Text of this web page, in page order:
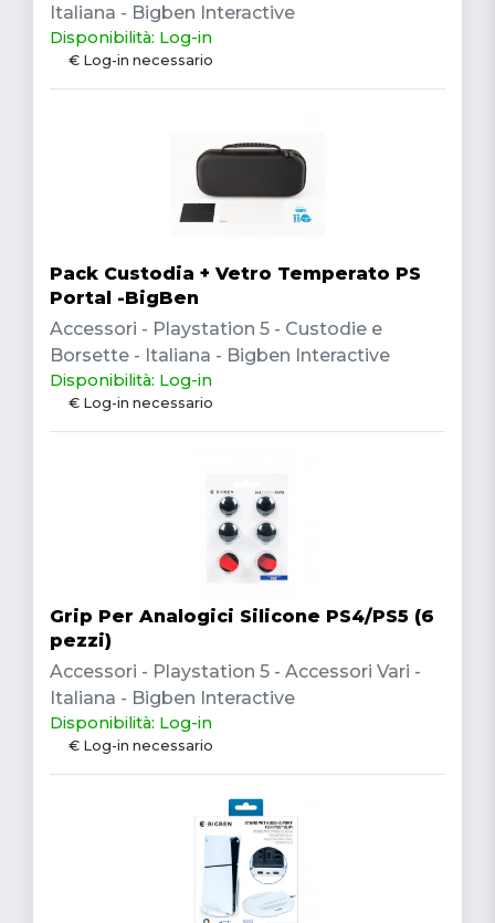
Italiana - Bigben Interactive
Disponibilità: Log-in
€ Log-in necessario
Pack Custodia + Vetro Temperato PS
Portal -BigBen
Accessori - Playstation 5 - Custodie e
Borsette - Italiana - Bigben Interactive
Disponibilità: Log-in
€ Log-in necessario
Grip Per Analogici Silicone PS4/PS5 (6
pezzi)
Accessori - Playstation 5 - Accessori Vari -
Italiana - Bigben Interactive
Disponibilità: Log-in
€ Log-in necessario